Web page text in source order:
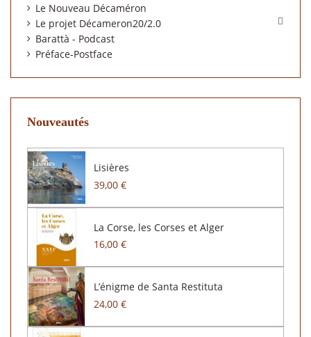
Le Nouveau Décaméron
Le projet Décameron20/2.0

Barattà - Podcast
Préface-Postface
Nouveautés
Lisières
39,00 €
La Corse, les Corses et Alger
16,00 €
L’énigme de Santa Restituta
24,00 €